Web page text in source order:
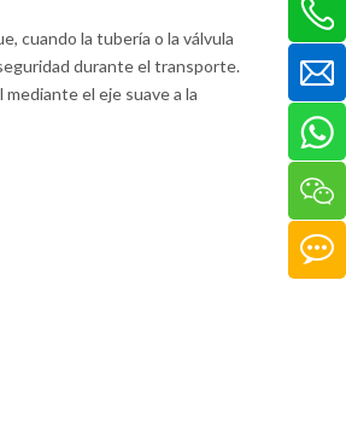
cuando la tubería o la válvula
durante el transporte.
el eje suave a la